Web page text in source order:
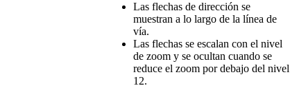
Las flechas de dirección se
muestran a lo largo de la línea de
vía.
Las flechas se escalan con el nivel
de zoom y se ocultan cuando se
reduce el zoom por debajo del nivel
12.